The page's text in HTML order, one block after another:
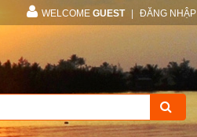
WELCOME GUEST ĐĂNG NHẬP